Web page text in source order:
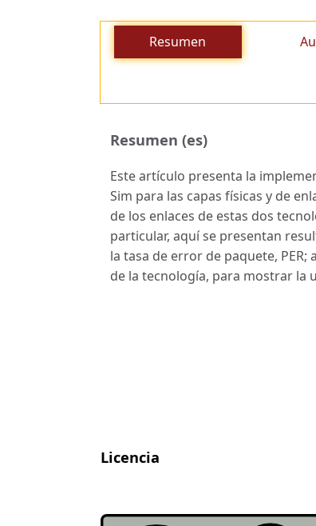
Resumen
Resumen (es)
Este artículo presenta la
Sim para las capas físicas y de
de los enlaces de estas dos
particular, aquí se presentan
la tasa de error de paquete,
de la tecnología, para mostrar la
Licencia